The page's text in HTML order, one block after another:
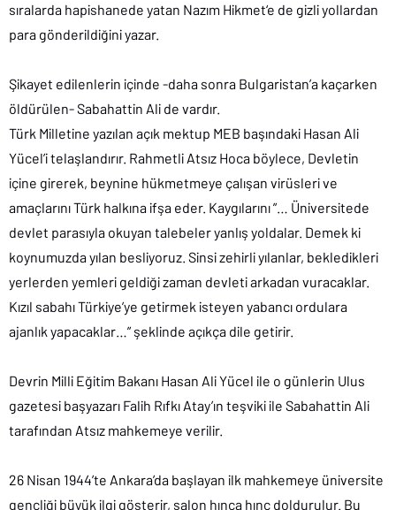
sıralarda hapishanede yatan Nazım Hikmet‘e de gizli yollardan
para gönderildiğini yazar.
Şikayet edilenlerin içinde -daha sonra Bulgaristan’a kaçarken
öldürülen- Sabahattin Ali de vardır.
Türk Milletine yazılan açık mektup MEB başındaki Hasan Ali
Yücel’i telaşlandırır. Rahmetli Atsız Hoca böylece, Devletin
içine girerek, beynine hükmetmeye çalışan virüsleri ve
amaçlarını Türk halkına ifşa eder. Kaygılarını ”… Üniversitede
devlet parasıyla okuyan talebeler yanlış yoldalar. Demek ki
koynumuzda yılan besliyoruz. Sinsi zehirli yılanlar, bekledikleri
yerlerden yemleri geldiği zaman devleti arkadan vuracaklar.
Kızıl sabahı Türkiye’ye getirmek isteyen yabancı ordulara
ajanlık yapacaklar…” şeklinde açıkça dile getirir.
Devrin Milli Eğitim Bakanı Hasan Ali Yücel ile o günlerin Ulus
gazetesi başyazarı Falih Rıfkı Atay’ın teşviki ile Sabahattin Ali
tarafından Atsız mahkemeye verilir.
26 Nisan 1944’te Ankara’da başlayan ilk mahkemeye üniversite
gençliği büyük ilgi gösterir, salon hınca hınç doldurulur. Bu